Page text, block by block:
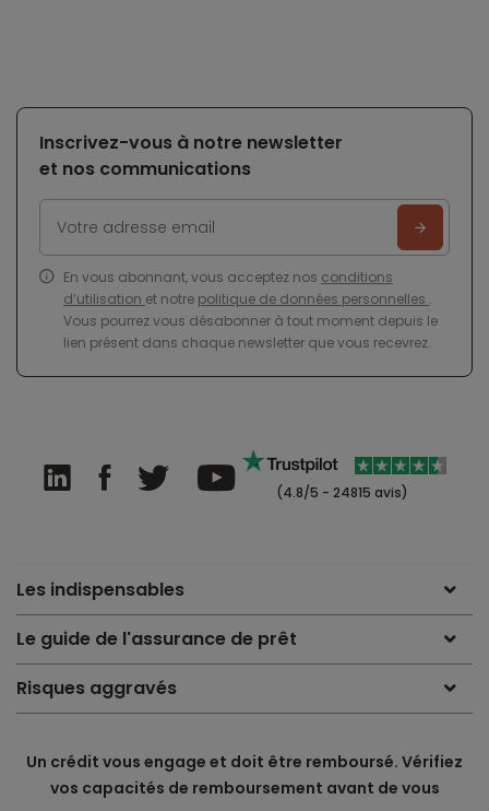
Inscrivez-vous à notre newsletter
et nos communications
En vous abonnant, vous acceptez nos conditions
d’utilisation et notre politique de données personnelles .
Vous pourrez vous désabonner à tout moment depuis le
lien présent dans chaque newsletter que vous recevrez.
(4.8/5 - 24815 avis)
Les indispensables
Le guide de l'assurance de prêt
Risques aggravés
Un crédit vous engage et doit être remboursé. Vérifiez
vos capacités de remboursement avant de vous